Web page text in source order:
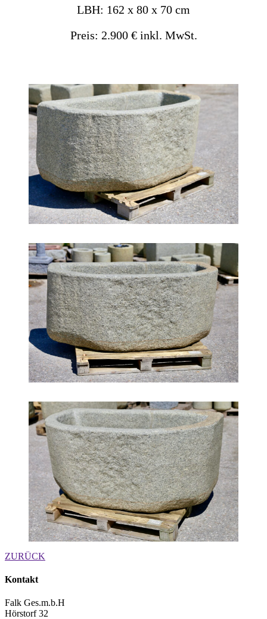
LBH: 162 x 80 x 70 cm
Preis: 2.900 € inkl. MwSt.
ZURÜCK
Kontakt
Falk Ges.m.b.H
Hörstorf 32